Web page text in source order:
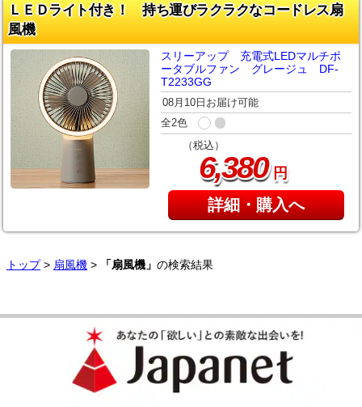
ＬＥＤライト付き！ 持ち運びラクラクなコードレス扇
風機
スリーアップ 充電式LEDマルチポ
ータブルファン グレージュ DF-
T2233GG
08月10日お届け可能
全2色
（税込）
6,380円
詳細・購入へ
トップ> 扇風機 > 「扇風機」 の検索結果